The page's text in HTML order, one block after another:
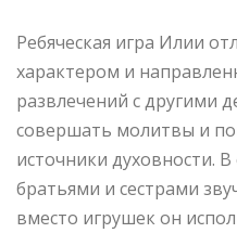
Ребяческая игра Илии
характером и
развлечений с другими
совершать молитвы и
источники духовности. В
братьями и сестрами
вместо игрушек он